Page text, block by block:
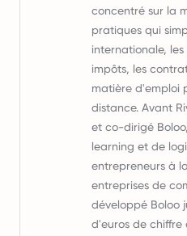
concentré sur la
pratiques qui
internationale,
impôts, les
matière d'emploi
distance. Avant
et co-dirigé
learning et de
entrepreneurs à
entreprises de
développé Boloo
d'euros de